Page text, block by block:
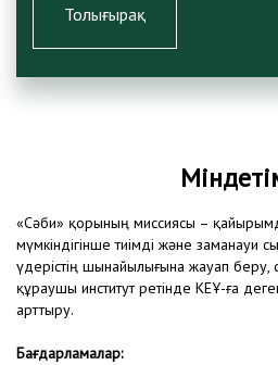
Толығырақ
«Сәби» қорының миссиясы –
мүмкіндігінше тиімді және заманауи
үдерістің шынайылығына жауап
құраушы институт ретінде КЕҰ-ға
арттыру.
Бағдарламалар: